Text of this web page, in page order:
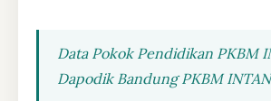
Data Pokok Pendidikan PKBM
Dapodik Bandung PKBM INTAN